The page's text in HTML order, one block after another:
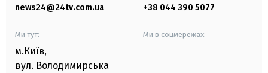
news24@24tv.com.ua +38 044 390 5077
Ми тут:
м.Київ,
вул. Володимирська
Ми в соцмережах: